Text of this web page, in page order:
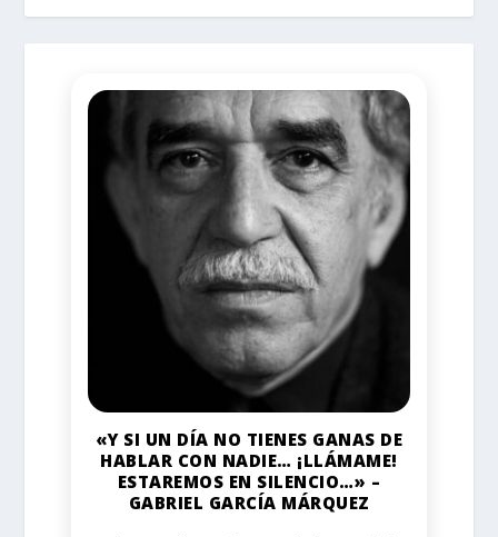
«Y SI UN DÍA NO TIENES GANAS DE
HABLAR CON NADIE… ¡LLÁMAME!
ESTAREMOS EN SILENCIO…» –
GABRIEL GARCÍA MÁRQUEZ